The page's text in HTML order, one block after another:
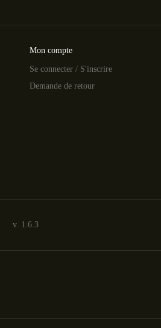
Mon compte
Se connecter / S'inscrire
Demande de retour
v. 1.6.3